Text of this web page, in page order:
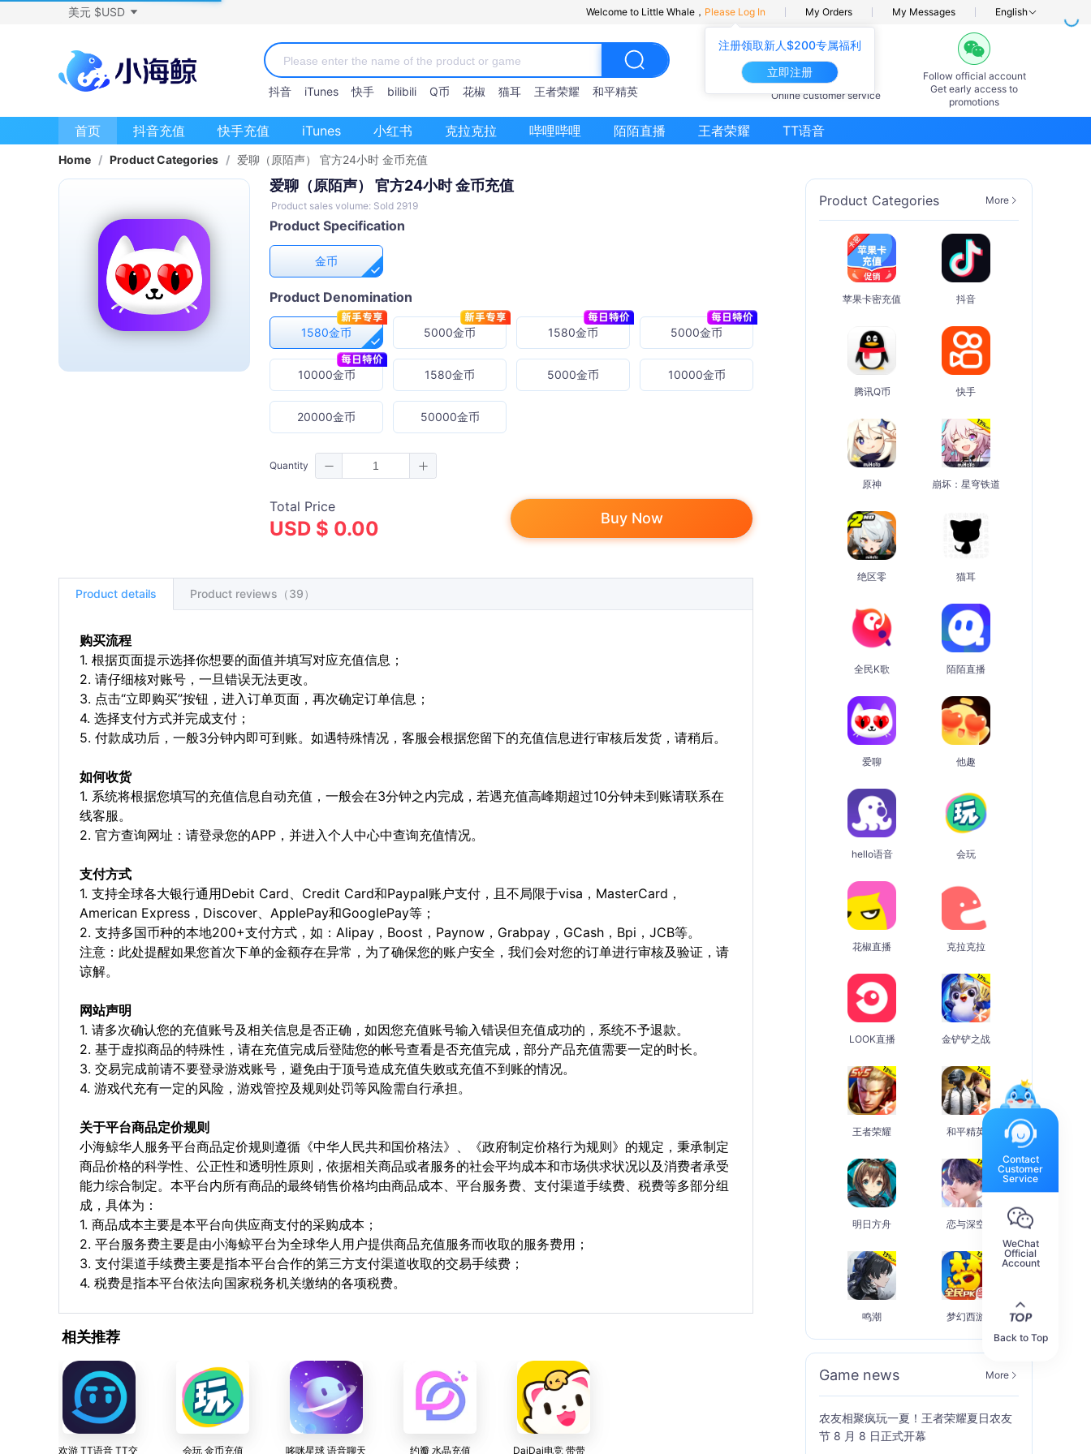
注册领取新人$200专属福利
立即注册
美元 $USD Welcome to Little Whale， Please Log In My Orders My Messages English
抖音 iTunes 快手 bilibili Q币 花椒 猫耳 王者荣耀 和平精英
7×24hours
Online customer service
Follow official account
Get early access to
promotions
首页 抖音充值 快手充值 iTunes 小红书 克拉克拉 哔哩哔哩 陌陌直播 王者荣耀 TT语音
Home / Product Categories / 爱聊（原陌声） 官方24小时 金币充值
爱聊（原陌声） 官方24小时 金币充值
Product sales volume: Sold 2919
Product Specification
金币
Product Denomination
1580金币 5000金币 1580金币 5000金币
10000金币 1580金币 5000金币 10000金币
20000金币 50000金币
Quantity
Total Price
USD $ 0.00 Buy Now
Product details Product reviews（39）
购买流程
1. 根据页面提示选择你想要的面值并填写对应充值信息；
2. 请仔细核对账号，一旦错误无法更改。
3. 点击“立即购买”按钮，进入订单页面，再次确定订单信息；
4. 选择支付方式并完成支付；
5. 付款成功后，一般3分钟内即可到账。如遇特殊情况，客服会根据您留下的充值信息进行审核后发货，请稍后。
如何收货
1. 系统将根据您填写的充值信息自动充值，一般会在3分钟之内完成，若遇充值高峰期超过10分钟未到账请联系在
线客服。
2. 官方查询网址：请登录您的APP，并进入个人中心中查询充值情况。
支付方式
1. 支持全球各大银行通用Debit Card、Credit Card和Paypal账户支付，且不局限于visa，MasterCard，
American Express，Discover、ApplePay和GooglePay等；
2. 支持多国币种的本地200+支付方式，如：Alipay，Boost，Paynow，Grabpay，GCash，Bpi，JCB等。
注意：此处提醒如果您首次下单的金额存在异常，为了确保您的账户安全，我们会对您的订单进行审核及验证，请
谅解。
网站声明
1. 请多次确认您的充值账号及相关信息是否正确，如因您充值账号输入错误但充值成功的，系统不予退款。
2. 基于虚拟商品的特殊性，请在充值完成后登陆您的帐号查看是否充值完成，部分产品充值需要一定的时长。
3. 交易完成前请不要登录游戏账号，避免由于顶号造成充值失败或充值不到账的情况。
4. 游戏代充有一定的风险，游戏管控及规则处罚等风险需自行承担。
关于平台商品定价规则
小海鲸华人服务平台商品定价规则遵循《中华人民共和国价格法》、《政府制定价格行为规则》的规定，秉承制定
商品价格的科学性、公正性和透明性原则，依据相关商品或者服务的社会平均成本和市场供求状况以及消费者承受
能力综合制定。本平台内所有商品的最终销售价格均由商品成本、平台服务费、支付渠道手续费、税费等多部分组
成，具体为：
1. 商品成本主要是本平台向供应商支付的采购成本；
2. 平台服务费主要是由小海鲸平台为全球华人用户提供商品充值服务而收取的服务费用；
3. 支付渠道手续费主要是指本平台合作的第三方支付渠道收取的交易手续费；
4. 税费是指本平台依法向国家税务机关缴纳的各项税费。
相关推荐
欢游 TT语音 TT交
会玩 金币充值
哆咪星球 语音聊天
约瓣 水晶充值
DaiDai电竞 带带
Product Categories More
苹果卡密充值 抖音
腾讯Q币 快手
原神 崩坏：星穹铁道
绝区零 猫耳
全民K歌 陌陌直播
爱聊 他趣
hello语音 会玩
花椒直播 克拉克拉
LOOK直播 金铲铲之战
王者荣耀 和平精英
明日方舟 恋与深空
鸣潮 梦幻西游
Game news More
农友相聚疯玩一夏！王者荣耀夏日农友
节 8 月 8 日正式开幕
Contact
Customer
Service
WeChat
Official
Account
Back to Top